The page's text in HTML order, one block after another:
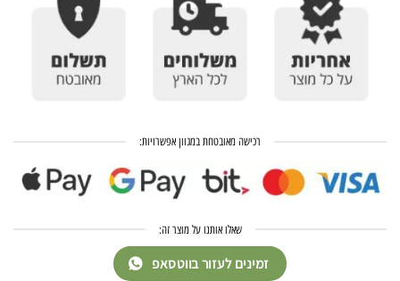
רכישה מאובטחת במגוון אפשרויות:
שאלו אותנו על מוצר זה:
זמינים לעזור בווטסאפ